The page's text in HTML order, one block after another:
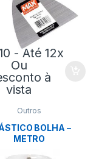
- Até 12x
Ou
à
vista
Outros
BOLHA –
METRO